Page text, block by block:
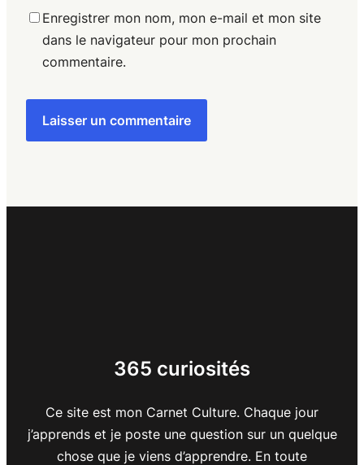
Enregistrer mon nom, mon e-mail et mon site
dans le navigateur pour mon prochain
commentaire.
365 curiosités
Ce site est mon Carnet Culture. Chaque jour
j’apprends et je poste une question sur un quelque
chose que je viens d’apprendre. En toute